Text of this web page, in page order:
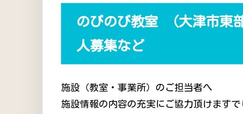
のびのび教室 （大津市東
人募集など
施設（教室・事業所）のご担当者へ
施設情報の内容の充実にご協力頂けます